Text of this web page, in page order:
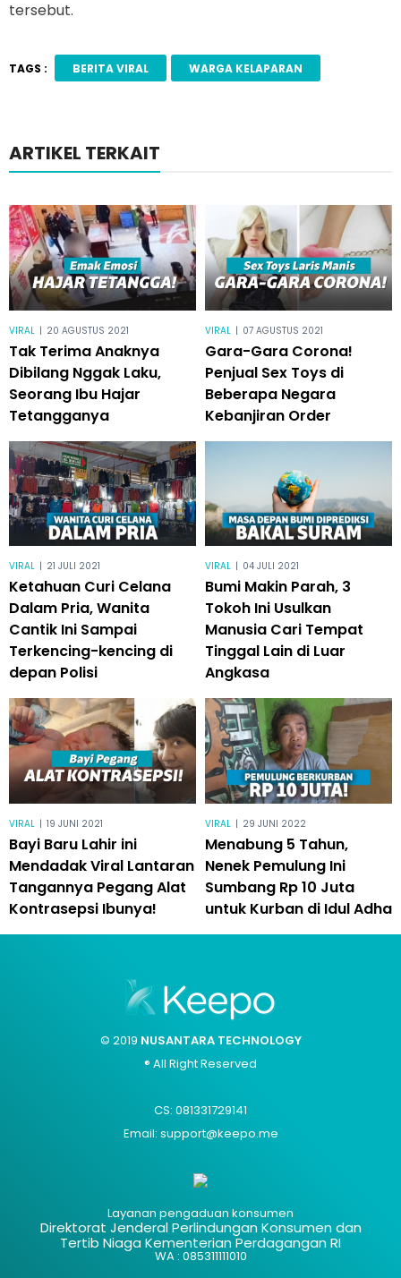
tersebut.
TAGS : BERITA VIRAL WARGA KELAPARAN
ARTIKEL TERKAIT
VIRAL | 20 AGUSTUS 2021
Tak Terima Anaknya
Dibilang Nggak Laku,
Seorang Ibu Hajar
Tetangganya
VIRAL | 07 AGUSTUS 2021
Gara-Gara Corona!
Penjual Sex Toys di
Beberapa Negara
Kebanjiran Order
VIRAL | 21 JULI 2021
Ketahuan Curi Celana
Dalam Pria, Wanita
Cantik Ini Sampai
Terkencing-kencing di
depan Polisi
VIRAL | 04 JULI 2021
Bumi Makin Parah, 3
Tokoh Ini Usulkan
Manusia Cari Tempat
Tinggal Lain di Luar
Angkasa
VIRAL | 19 JUNI 2021
Bayi Baru Lahir ini
Mendadak Viral Lantaran
Tangannya Pegang Alat
Kontrasepsi Ibunya!
VIRAL | 29 JUNI 2022
Menabung 5 Tahun,
Nenek Pemulung Ini
Sumbang Rp 10 Juta
untuk Kurban di Idul Adha
© 2019 NUSANTARA TECHNOLOGY
® All Right Reserved
CS: 081331729141
Email: support@keepo.me
Layanan pengaduan konsumen
Direktorat Jenderal Perlindungan Konsumen dan
Tertib Niaga Kementerian Perdagangan RI
WA : 085311111010